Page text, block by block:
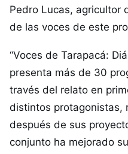
Pedro Lucas, agricultor
de las voces de este
“Voces de Tarapacá:
presenta más de 30
través del relato en
distintos protagonistas,
después de sus
conjunto ha mejorado